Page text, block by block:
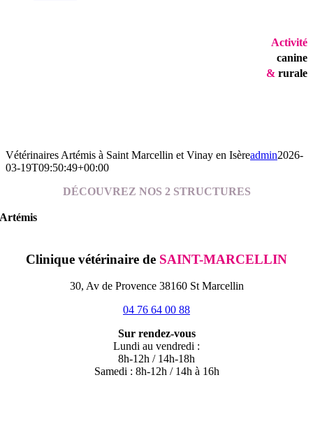
Activité
canine
& rurale
Vétérinaires Artémis à Saint Marcellin et Vinay en Isèreadmin2026-
03-19T09:50:49+00:00
DÉCOUVREZ NOS 2 STRUCTURES
Artémis
Clinique vétérinaire de SAINT-MARCELLIN
30, Av de Provence 38160 St Marcellin
04 76 64 00 88
Sur rendez-vous
Lundi au vendredi :
8h-12h / 14h-18h
Samedi : 8h-12h / 14h à 16h